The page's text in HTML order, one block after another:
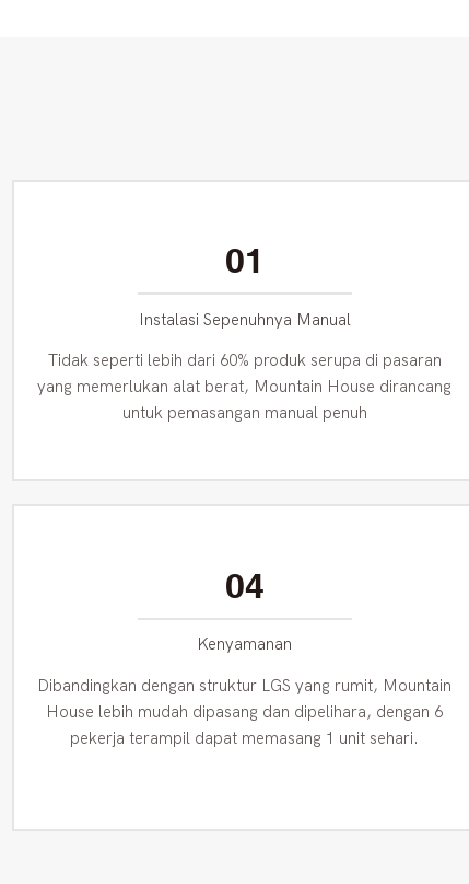
01
Instalasi Sepenuhnya Manual
Tidak seperti lebih dari 60% produk serupa di pasaran
yang memerlukan alat berat, Mountain House dirancang
untuk pemasangan manual penuh
04
Kenyamanan
Dibandingkan dengan struktur LGS yang rumit, Mountain
House lebih mudah dipasang dan dipelihara, dengan 6
pekerja terampil dapat memasang 1 unit sehari.